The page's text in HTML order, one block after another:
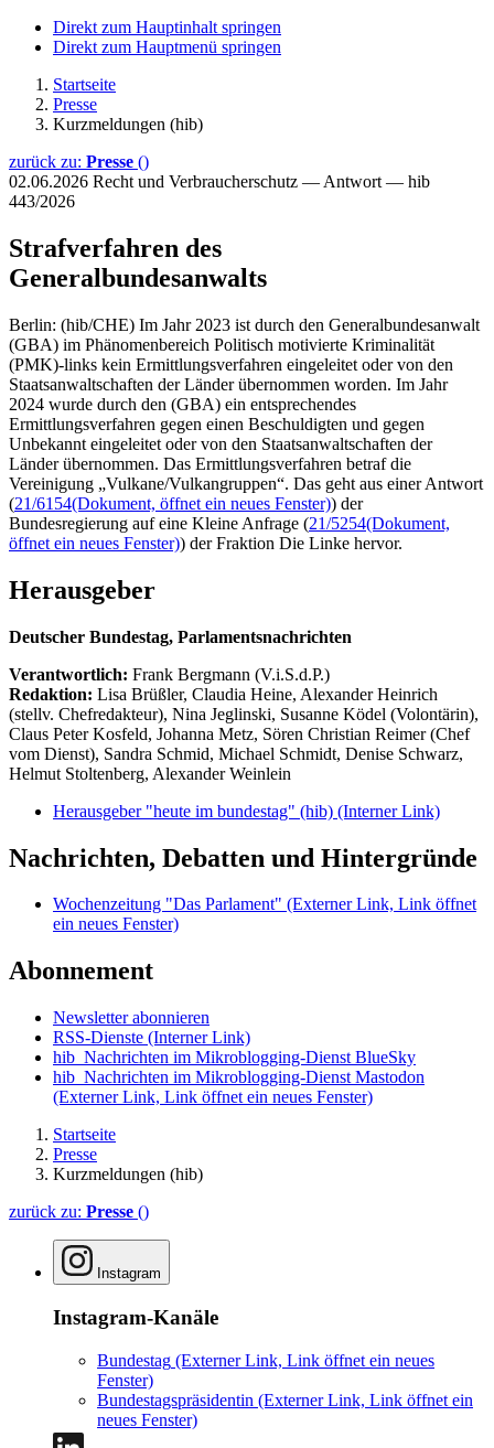
Direkt zum Hauptinhalt springen
Direkt zum Hauptmenü springen
Startseite
Presse
Kurzmeldungen (hib)
zurück zu: Presse ()
02.06.2026 Recht und Verbraucherschutz — Antwort — hib
443/2026
Strafverfahren des
Generalbundesanwalts
Berlin: (hib/CHE) Im Jahr 2023 ist durch den Generalbundesanwalt
(GBA) im Phänomenbereich Politisch motivierte Kriminalität
(PMK)-links kein Ermittlungsverfahren eingeleitet oder von den
Staatsanwaltschaften der Länder übernommen worden. Im Jahr
2024 wurde durch den (GBA) ein entsprechendes
Ermittlungsverfahren gegen einen Beschuldigten und gegen
Unbekannt eingeleitet oder von den Staatsanwaltschaften der
Länder übernommen. Das Ermittlungsverfahren betraf die
Vereinigung „Vulkane/Vulkangruppen“. Das geht aus einer Antwort
(21/6154(Dokument, öffnet ein neues Fenster)) der
Bundesregierung auf eine Kleine Anfrage (21/5254(Dokument,
öffnet ein neues Fenster)) der Fraktion Die Linke hervor.
Herausgeber
Deutscher Bundestag, Parlamentsnachrichten
Verantwortlich: Frank Bergmann (V.i.S.d.P.)
Redaktion: Lisa Brüßler, Claudia Heine, Alexander Heinrich
(stellv. Chefredakteur), Nina Jeglinski, Susanne Ködel (Volontärin),
Claus Peter Kosfeld, Johanna Metz, Sören Christian Reimer (Chef
vom Dienst), Sandra Schmid, Michael Schmidt, Denise Schwarz,
Helmut Stoltenberg, Alexander Weinlein
Herausgeber "heute im bundestag" (hib) (Interner Link)
Nachrichten, Debatten und Hintergründe
Wochenzeitung "Das Parlament" (Externer Link, Link öffnet
ein neues Fenster)
Abonnement
Newsletter abonnieren
RSS-Dienste (Interner Link)
hib_Nachrichten im Mikroblogging-Dienst BlueSky
hib_Nachrichten im Mikroblogging-Dienst Mastodon
(Externer Link, Link öffnet ein neues Fenster)
Startseite
Presse
Kurzmeldungen (hib)
zurück zu: Presse ()
Instagram
Instagram-Kanäle
Bundestag (Externer Link, Link öffnet ein neues
Fenster)
Bundestagspräsidentin (Externer Link, Link öffnet ein
neues Fenster)